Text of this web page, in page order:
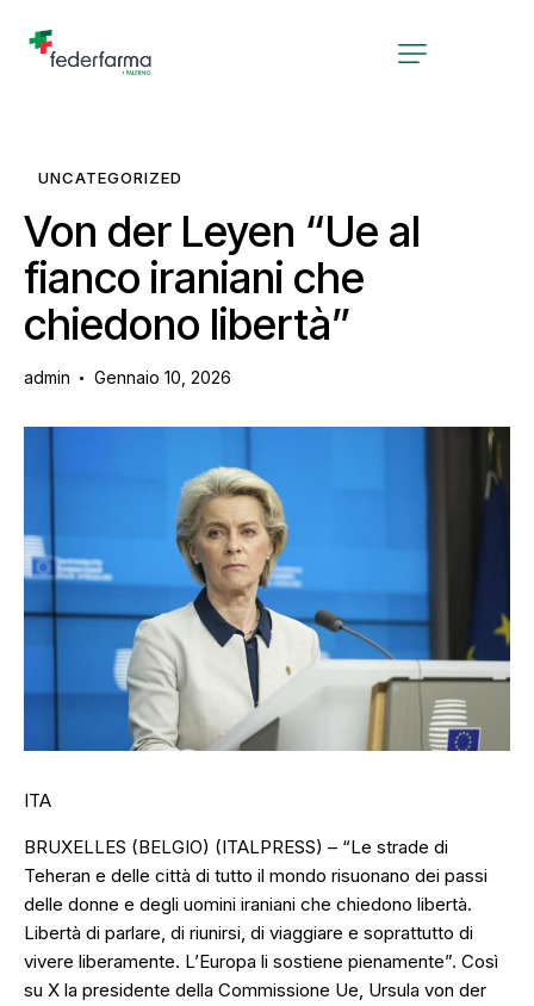
UNCATEGORIZED
Von der Leyen “Ue al
fianco iraniani che
chiedono libertà”
admin Gennaio 10, 2026
ITA
BRUXELLES (BELGIO) (ITALPRESS) – “Le strade di
Teheran e delle città di tutto il mondo risuonano dei passi
delle donne e degli uomini iraniani che chiedono libertà.
Libertà di parlare, di riunirsi, di viaggiare e soprattutto di
vivere liberamente. L’Europa li sostiene pienamente”. Così
su X la presidente della Commissione Ue, Ursula von der